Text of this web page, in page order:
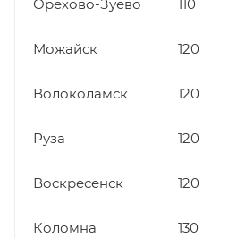
Орехово-Зуево 110
Можайск 120
Волоколамск 120
Руза 120
Воскресенск 120
Коломна 130